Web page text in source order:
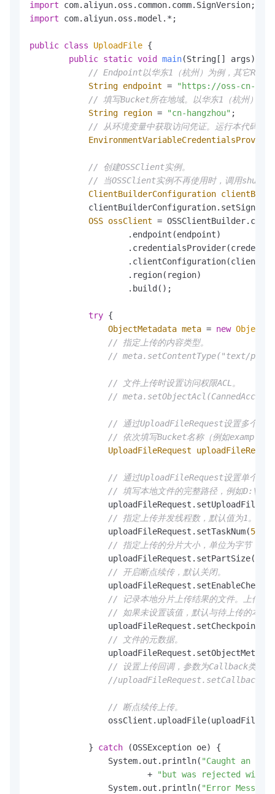
import
import com.aliyun.oss.model.*;
public class UploadFile {
public static void main(String[] args)
// Endpoint以华东1（杭州）为例，其它
String endpoint =
"https://oss-cn-
// 填写Bucket所在地域。以华东1（杭州）为
String
region = "cn-hangzhou" ;
// 从环境变量中获取访问凭证。运行本代码示例
EnvironmentVariableCredentialsProvider
// 创建OSSClient实例。
// 当OSSClient实例不再使用时，调用
ClientBuilderConfiguration
OSS ossClient =
                    .endpoint(endpoint)
                    .region(region)
                    .build();
try {
ObjectMetadata meta = new
// 指定上传的内容类型。
// meta.setContentType("text/
// 文件上传时设置访问权限ACL。
//
// 通过UploadFileRequest设置多个参
// 依次填写Bucket名称（例如
UploadFileRequest
// 通过UploadFileRequest设置单个参
// 填写本地文件的完整路径，例如
                uploadFileRequest.setUploadFile(
// 指定上传并发线程数，默认值为1。
                uploadFileRequest.setTaskNum(
5
// 指定上传的分片大小，单位为字节，取
                uploadFileRequest.setPartSize(
// 开启断点续传，默认关闭。
// 记录本地分片上传结果的文件。上传过
// 如果未设置该值，默认与待上传的本
// 文件的元数据。
// 设置上传回调，参数为Callback类型。
//
// 断点续传上传。
            }
catch (OSSException oe) {
                System.out.println(
"Caught an
                        +
"but was rejected with
                System.out.println(
"Error